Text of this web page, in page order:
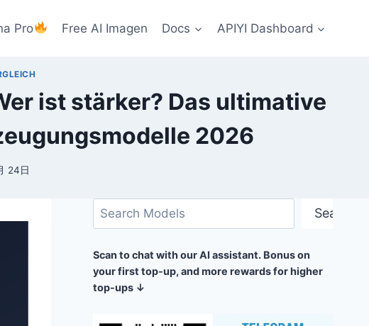
Pro Free AI Imagen Docs APIYI Dashboard
ist stärker? Das ultimative
2026
24日
Suchen Search
Scan to chat with our AI assistant. Bonus on
your first top-up, and more rewards for higher
top-ups ↓